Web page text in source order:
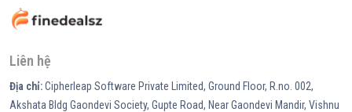
Liên hệ
Địa chỉ:Cipherleap Software Private Limited, Ground Floor, R.no. 002,
Akshata Bldg Gaondevi Society, Gupte Road, Near Gaondevi Mandir, Vishnu